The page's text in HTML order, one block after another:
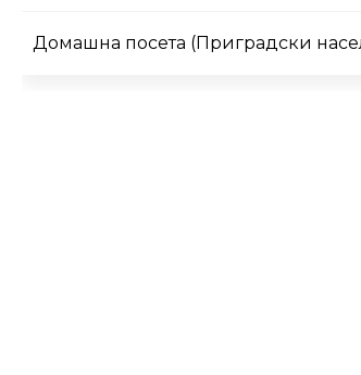
Домашна посета (Приградски